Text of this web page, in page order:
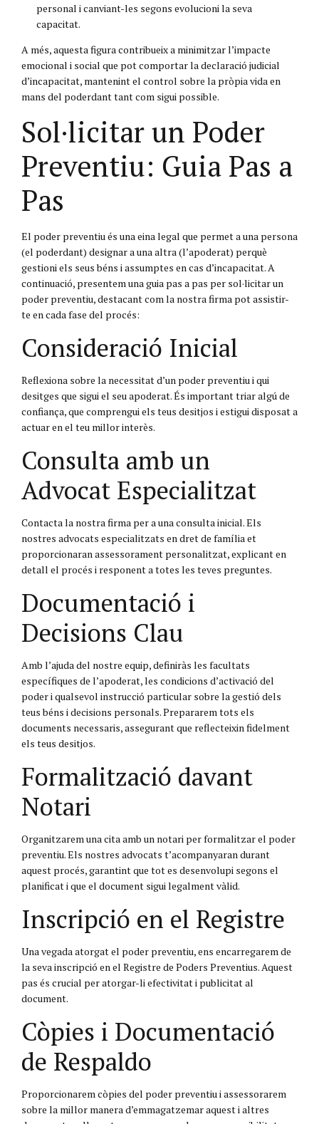
personal i canviant-les segons evolucioni la seva
capacitat.
A més, aquesta figura contribueix a minimitzar l’impacte
emocional i social que pot comportar la declaració judicial
d’incapacitat, mantenint el control sobre la pròpia vida en
mans del poderdant tant com sigui possible.
Sol·licitar un Poder
Preventiu: Guia Pas a
Pas
El poder preventiu és una eina legal que permet a una persona
(el poderdant) designar a una altra (l’apoderat) perquè
gestioni els seus béns i assumptes en cas d’incapacitat. A
continuació, presentem una guia pas a pas per sol·licitar un
poder preventiu, destacant com la nostra firma pot assistir-
te en cada fase del procés:
Consideració Inicial
Reflexiona sobre la necessitat d’un poder preventiu i qui
desitges que sigui el seu apoderat. És important triar algú de
confiança, que comprengui els teus desitjos i estigui disposat a
actuar en el teu millor interès.
Consulta amb un
Advocat Especialitzat
Contacta la nostra firma per a una consulta inicial. Els
nostres advocats especialitzats en dret de família et
proporcionaran assessorament personalitzat, explicant en
detall el procés i responent a totes les teves preguntes.
Documentació i
Decisions Clau
Amb l’ajuda del nostre equip, definiràs les facultats
específiques de l’apoderat, les condicions d’activació del
poder i qualsevol instrucció particular sobre la gestió dels
teus béns i decisions personals. Prepararem tots els
documents necessaris, assegurant que reflecteixin fidelment
els teus desitjos.
Formalització davant
Notari
Organitzarem una cita amb un notari per formalitzar el poder
preventiu. Els nostres advocats t’acompanyaran durant
aquest procés, garantint que tot es desenvolupi segons el
planificat i que el document sigui legalment vàlid.
Inscripció en el Registre
Una vegada atorgat el poder preventiu, ens encarregarem de
la seva inscripció en el Registre de Poders Preventius. Aquest
pas és crucial per atorgar-li efectivitat i publicitat al
document.
Còpies i Documentació
de Respaldo
Proporcionarem còpies del poder preventiu i assessorarem
sobre la millor manera d’emmagatzemar aquest i altres